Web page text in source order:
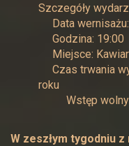
Szczegóły
Data
Godzina: 19:00
Miejsce:
Czas trwania
roku
Wstęp wolny
W zeszłym tygodniu